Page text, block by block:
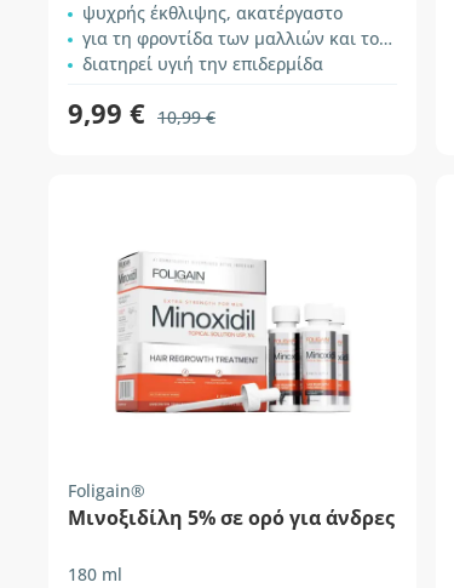
ψυχρής έκθλιψης, ακατέργαστο
για τη φροντίδα των μαλλιών και του τριχωτού
διατηρεί υγιή την επιδερμίδα
9,99 € 10,99 €
Foligain®
Μινοξιδίλη 5% σε ορό για άνδρες
180 ml